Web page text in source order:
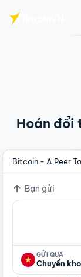
Hoán đổi
Bitcoin - A Peer
Bạn gửi
GỬI QUA
Chuyển